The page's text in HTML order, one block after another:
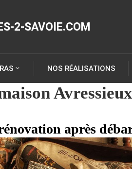
2-SAVOIE.COM
NOS RÉALISATIONS
après